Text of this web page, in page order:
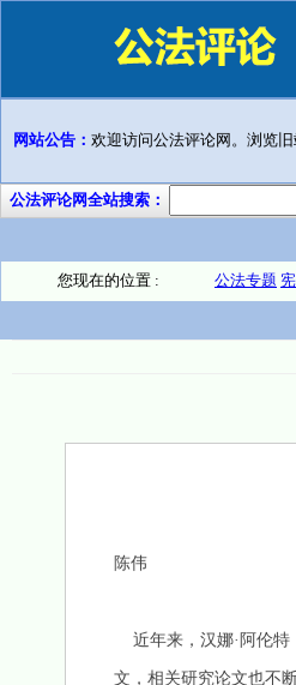
网站公告： 欢迎访问公法评论网。浏览旧
公法评论网全站搜索：
您现在的位置 : 公法专题
陈伟
近年来，汉娜·阿伦特
文，相关研究论文也不